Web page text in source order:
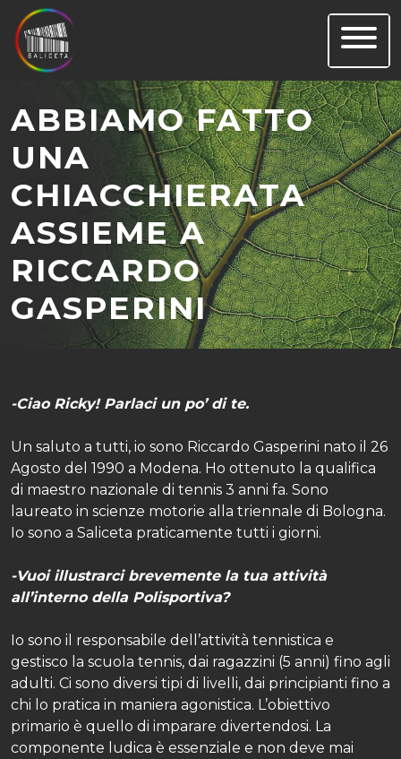
Skip
content
ABBIAMO FATTO
UNA
CHIACCHIERATA
ASSIEME A
RICCARDO
GASPERINI
-Ciao Ricky! Parlaci un po’ di te.
Un saluto a tutti, io sono Riccardo Gasperini nato il 26
Agosto del 1990 a Modena. Ho ottenuto la qualifica
di maestro nazionale di tennis 3 anni fa. Sono
laureato in scienze motorie alla triennale di Bologna.
Io sono a Saliceta praticamente tutti i giorni.
-Vuoi illustrarci brevemente la tua attività
all’interno della Polisportiva?
Io sono il responsabile dell’attività tennistica e
gestisco la scuola tennis, dai ragazzini (5 anni) fino agli
adulti. Ci sono diversi tipi di livelli, dai principianti fino a
chi lo pratica in maniera agonistica. L’obiettivo
primario è quello di imparare divertendosi. La
componente ludica è essenziale e non deve mai